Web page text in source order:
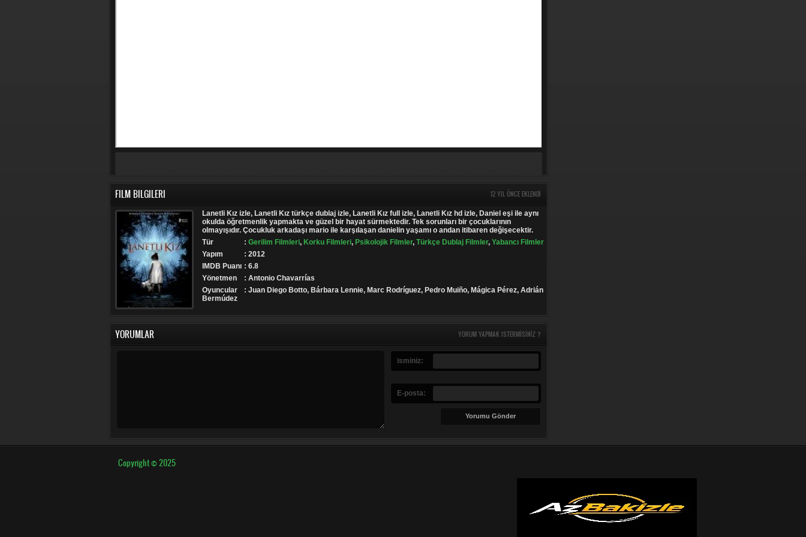
FILM BILGILERI 12 YIL ÖNCE EKLENDI
Lanetli Kız izle, Lanetli Kız türkçe dublaj izle, Lanetli Kız full izle, Lanetli Kız hd izle, Daniel eşi ile aynı
okulda öğretmenlik yapmakta ve güzel bir hayat sürmektedir. Tek sorunları bir çocuklarının
olmayışıdır. Çocukluk arkadaşı mario ile karşılaşan danielin yaşamı o andan itibaren değişecektir.
Tür
: Gerilim Filmleri, Korku Filmleri, Psikolojik Filmler, Türkçe Dublaj Filmler, Yabancı Filmler
Yapım
: 2012
IMDB Puanı : 6.8
Yönetmen
: Antonio Chavarrías
Oyuncular
: Juan Diego Botto, Bárbara Lennie, Marc Rodríguez, Pedro Muiño, Mágica Pérez, Adrián
Bermúdez
YORUMLAR YORUM YAPMAK ISTERMISINIZ ?
isminiz:
E-posta:
Copyright © 2025